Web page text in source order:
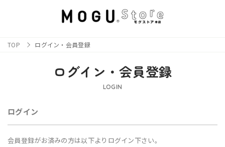
TOP ログイン・会員登録
ログイン・会員登録
LOGIN
ログイン
会員登録がお済みの方は以下よりログイン下さい。